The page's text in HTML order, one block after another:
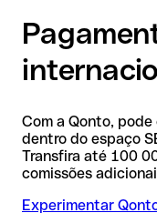
Com a Qonto,
dentro do espaço
Transfira até 100
comissões
Experimentar